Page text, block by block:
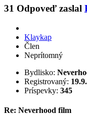
31 Odpoveď zaslal
Klaykap
Člen
Neprítomný
Bydlisko:
Registrovaný:
Príspevky: 345
Re: Neverhood film